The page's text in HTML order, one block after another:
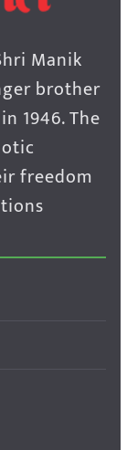
Manik
brother
1946. The
freedom